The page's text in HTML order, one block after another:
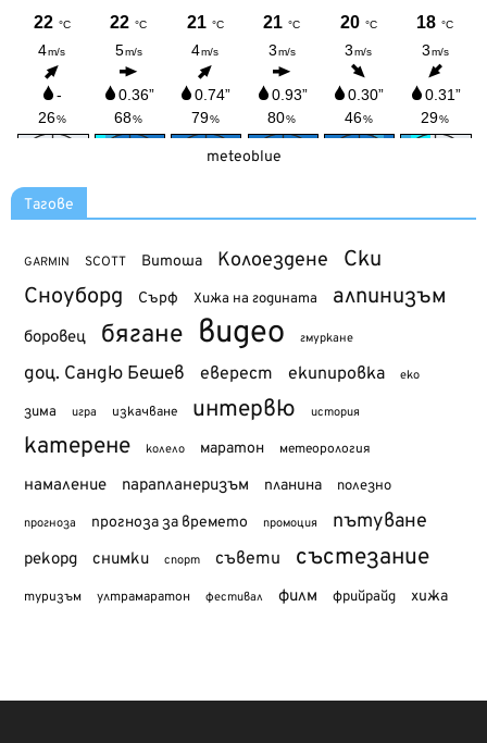
meteoblue
Тагове
GARMIN SCOTT Витоша Колоездене Ски
Сноуборд Сърф Хижа на годината алпинизъм
боровец бягане видео гмуркане
доц. Сандю Бешев еверест екипировка еко
зима игра изкачване интервю история
катерене колело маратон метеорология
намаление парапланеризъм планина полезно
прогноза прогноза за времето промоция пътуване
рекорд снимки спорт съвети състезание
туризъм ултрамаратон фестивал филм фрийрайд хижа